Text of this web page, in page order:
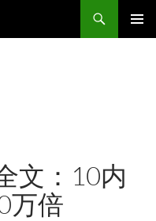
文：10内
万倍